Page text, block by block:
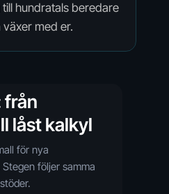
hundratals beredare
med er.
från
låst kalkyl
för nya
följer samma